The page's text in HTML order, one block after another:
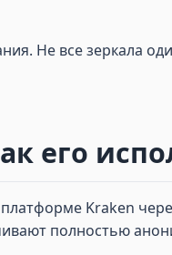
Не все зеркала
его
Kraken
полностью